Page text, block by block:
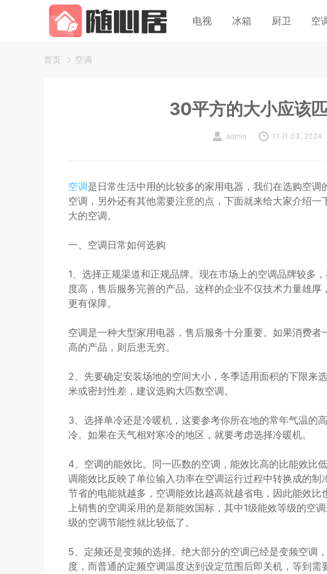
电视 冰箱 厨卫 空
首页 空调
30平方的大小应该
admin 11 月 03, 2024
空调是日常生活中用的比较多的家用电器，我们在选购空
空调，另外还有其他需要注意的点，下面就来给大家介绍
大的空调。
一、空调日常如何选购
1、选择正规渠道和正规品牌。现在市场上的空调品牌较多
度高，售后服务完善的产品。这样的企业不仅技术力量雄
更有保障。
空调是一种大型家用电器，售后服务十分重要。如果消费
高的产品，则后患无穷。
2、先要确定安装场地的空间大小，冬季适用面积的下限来
米或密封性差，建议选购大匹数空调。
3、选择单冷还是冷暖机，这要参考你所在地的常年气温的
冷。如果在天气相对寒冷的地区，就要考虑选择冷暖机。
4、空调的能效比。同一匹数的空调，能效比高的比能效比
调能效比反映了单位输入功率在空调运行过程中转换成的
节省的电能就越多，空调能效比越高就越省电，因此能效
上销售的空调采用的是新能效国标，其中1级能效等级的空
级的空调节能性就比较低了。
5、定频还是变频的选择。绝大部分的空调已经是变频空调
度，而普通的定频空调温度达到设定范围后即关机，等到